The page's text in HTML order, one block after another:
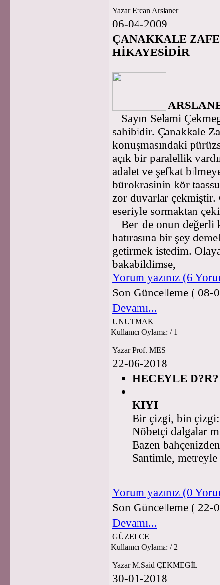
Yazar Ercan Arslaner
06-04-2009
ÇANAKKALE
HİKAYESİDİR
Sayın Selami
sahibidir. Çanakkale
konuşmasındaki
açık bir paralellik
adalet ve şefkat
bürokrasinin kör
zor duvarlar çekmiştir.
eseriyle sormaktan
Ben de onun değerli
hatırasına bir şey
getirmek istedim.
bakabildimse,
Yorum yazınız (6
Son Güncelleme ( 08-
Devamı...
UNUTMAK
Kullanıcı Oylama: / 1
Yazar Prof. MES
22-06-2018
HECEYLE
KIYI
Bir çizgi, bin
Nöbetçi dalgalar
Bazen
Santimle,
Yorum yazınız (0
Son Güncelleme ( 22-
Devamı...
GÜZELCE
Kullanıcı Oylama: / 2
Yazar M.Said ÇEKMEGİL
30-01-2018